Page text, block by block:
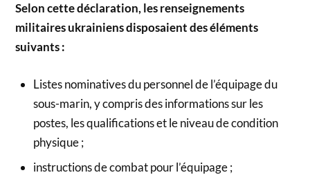
Selon cette déclaration, les renseignements
militaires ukrainiens disposaient des éléments
suivants :
Listes nominatives du personnel de l’équipage du
sous-marin, y compris des informations sur les
postes, les qualifications et le niveau de condition
physique ;
instructions de combat pour l’équipage ;